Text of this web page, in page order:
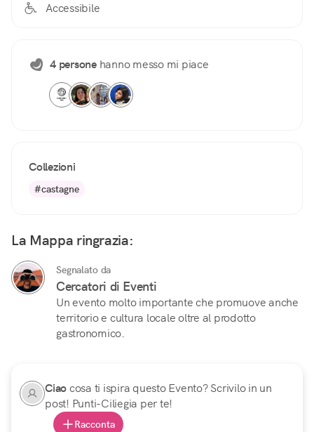
Accessibile
4 personehanno messo mi piace
Collezioni
#castagne
La Mappa ringrazia:
Segnalato da
Cercatori di Eventi
Un evento molto importante che promuove anche
territorio e cultura locale oltre al prodotto
gastronomico.
Ciaocosa ti ispira questo Evento? Scrivilo in un
post! Punti-Ciliegia per te!
Racconta